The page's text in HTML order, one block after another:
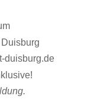
duisburg.de